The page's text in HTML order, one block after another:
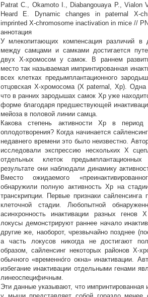
Patrat C., Okamoto I., Diabangouaya P., Vialon
Heard E. Dynamic changes in paternal X-
imprinted X-chromosome inactivation in mice //
аннотация
У млекопитающих компенсация различий в
между самцами и самками достигается
двух Х-хромосом у самок. В раннем
место так называемая импринтированная
всех клетках предымплантационного
отцовская Х-хромосома (X paternal, Xp). Одна
что в ранних зародышах самок Хр уже
форме благодаря предшествующей
мейоза в половой линии самца.
Какова степень активности Хр в период
оплодотворения? Когда начинается
недавнего времени это было неизвестно.
исследовали экспрессию нескольких Х
отдельных клеток
результате они наблюдали динамику
Вместо ожидаемого
обнаружили полную активность Хр на стадии
транскрипции. Первые признаки
клеточной стадии. Любопытной
асинхронность инактивации разных генов
локусы демонстрируют раннее начало
другие же, наоборот, чрезвычайно позднее
а часть локусов никогда не достигают
образом, сайленсинг некоторых районов Х-
обычного «временно́го окна» инактивации.
избегание инактивации отдельными генами
линеоспецифичным.
Эти данные указывают, что импринтированная